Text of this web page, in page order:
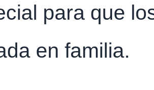
para que
en familia.